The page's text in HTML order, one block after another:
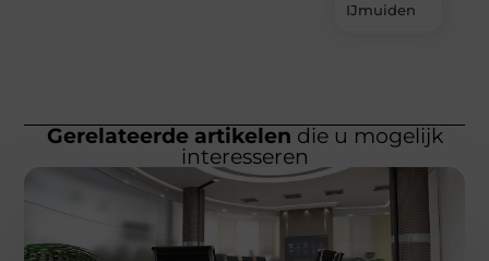
IJmuiden
Gerelateerde artikelen die u mogelijk
interesseren